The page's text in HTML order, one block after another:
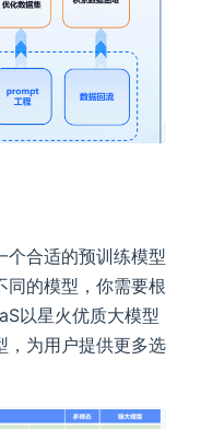
个合适的预训练模型
同的模型，你需要根
以星火优质大模型
，为用户提供更多选